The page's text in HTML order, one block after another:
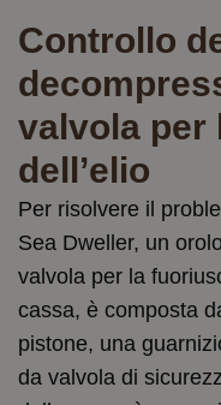
Controllo
valvola per
dell’elio
Per risolvere il
Sea Dweller, un
valvola per la
cassa, è composta
pistone, una
da valvola di